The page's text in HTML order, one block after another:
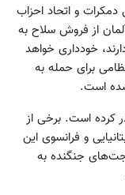
و اتحاد احزاب
از فروش سلاح به
خودداری خواهد
برای حمله به
شده است.
کرده است. برخی از
و فرانسوی این
جنگنده به